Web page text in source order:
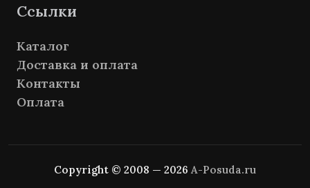
Ссылки
Каталог
Доставка и оплата
Контакты
Оплата
Copyright © 2008 — 2026 A-Posuda.ru